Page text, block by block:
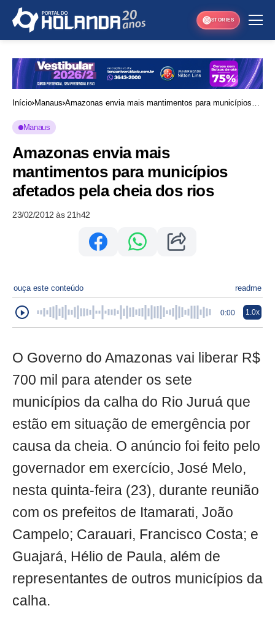
STORIES
Início Manaus Amazonas envia mais mantimentos para municípios
Manaus
Amazonas envia mais
mantimentos para municípios
afetados pela cheia dos rios
23/02/2012 às 21h42
ouça este conteúdo readme
0:00 1.0x
O Governo do Amazonas vai liberar R$
700 mil para atender os sete
municípios da calha do Rio Juruá que
estão em situação de emergência por
causa da cheia. O anúncio foi feito pelo
governador em exercício, José Melo,
nesta quinta-feira (23), durante reunião
com os prefeitos de Itamarati, João
Campelo; Carauari, Francisco Costa; e
Guajará, Hélio de Paula, além de
representantes de outros municípios da
calha.